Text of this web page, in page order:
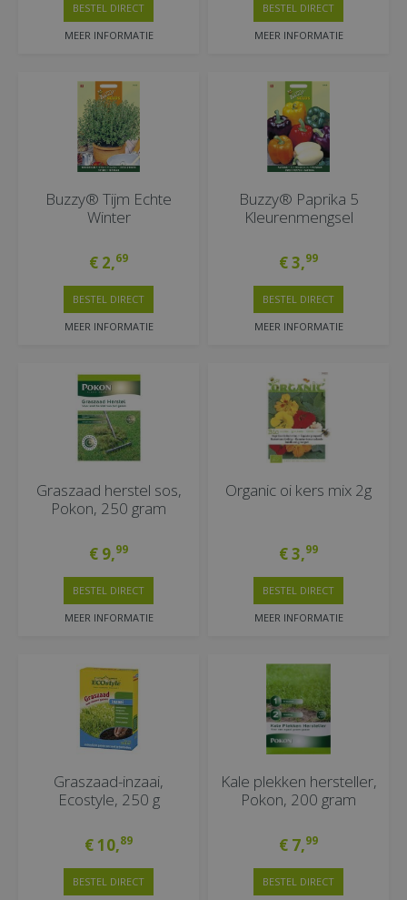
MEER INFORMATIE
BESTEL DIRECT
MEER INFORMATIE
BESTEL DIRECT
Buzzy® Tijm Echte
Winter
€ 2,69
MEER INFORMATIE
BESTEL DIRECT
Buzzy® Paprika 5
Kleurenmengsel
€3,99
MEER INFORMATIE
BESTEL DIRECT
Graszaad herstel sos,
Pokon, 250 gram
€ 9,99
MEER INFORMATIE
BESTEL DIRECT
Organic oi kers mix 2g
€3,99
MEER INFORMATIE
BESTEL DIRECT
Graszaad-inzaai,
Ecostyle, 250 g
€10,89
BESTEL DIRECT
Kale plekken hersteller,
Pokon, 200 gram
€ 7,99
BESTEL DIRECT